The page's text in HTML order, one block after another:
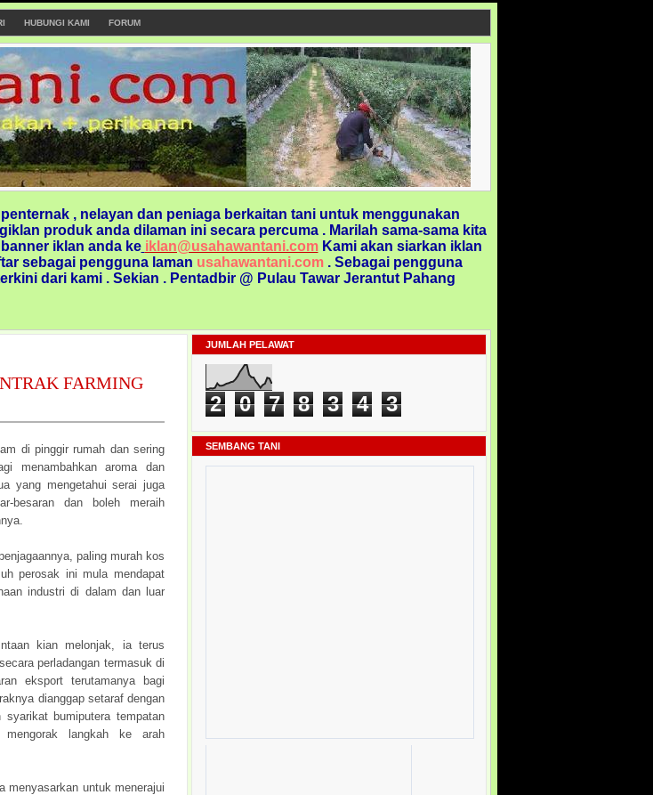
HUBUNGI KAMI FORUM
, nelayan dan peniaga berkaitan tani untuk menggunakan
produk anda dilaman ini secara percuma . Marilah sama-sama kita
iklan anda ke iklan@usahawantani.com Kami akan siarkan iklan
sebagai pengguna laman usahawantani.com . Sebagai pengguna
dari kami . Sekian . Pentadbir @ Pulau Tawar Jerantut Pahang
FARMING
di pinggir rumah dan sering
menambahkan aroma dan
yang mengetahui serai juga
besaran dan boleh meraih
paling murah kos
perosak ini mula mendapat
industri di dalam dan luar
kian melonjak, ia terus
perladangan termasuk di
eksport terutamanya bagi
dianggap setaraf dengan
bumiputera tempatan
langkah ke arah
menyasarkan untuk menerajui
JUMLAH PELAWAT
2 0 7 8 3 4 3
SEMBANG TANI